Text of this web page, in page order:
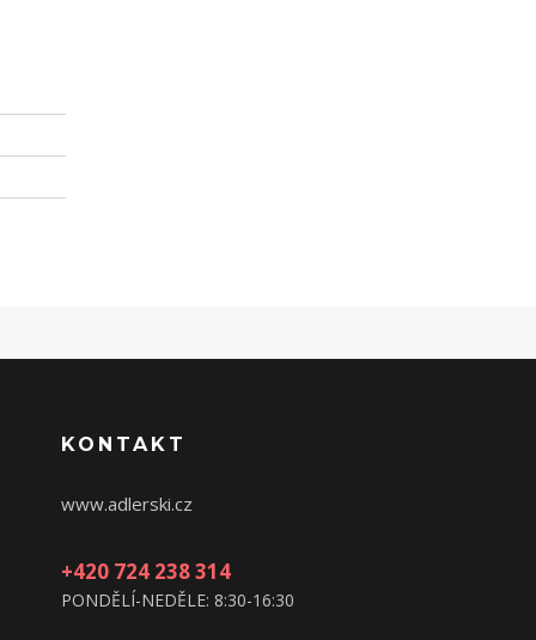
KONTAKT
www.adlerski.cz
+420 724 238 314
PONDĚLÍ-NEDĚLE: 8:30-16:30